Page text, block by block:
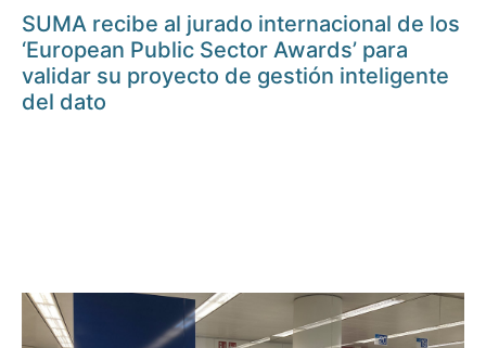
SUMA recibe al jurado internacional de los
‘European Public Sector Awards’ para
validar su proyecto de gestión inteligente
del dato